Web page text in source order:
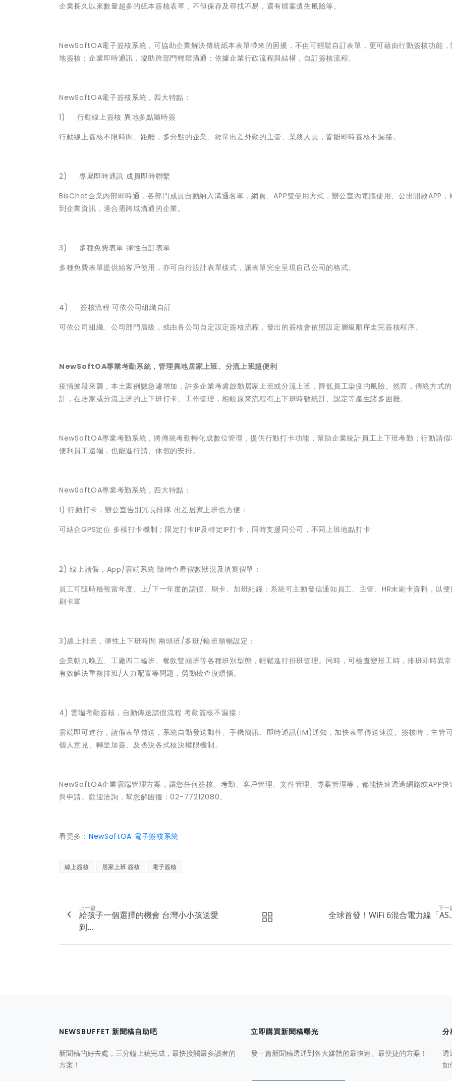
企業長久以來數量超多的紙本簽核表單，不但保存及尋找不易，還有檔案遺失風險等。
NewSoftOA電子簽核系統，可協助企業解決傳統紙本表單帶來的困擾，不但可輕鬆自訂表單，更可藉由行動簽核功能
地簽核；企業即時通訊，協助跨部門輕鬆溝通；依據企業行政流程與結構，自訂簽核流程。
NewSoftOA電子簽核系統，四大特點：
1) 行動線上簽核 異地多點隨時簽
行動線上簽核不限時間、距離，多分點的企業、經常出差外勤的主管、業務人員，皆能即時簽核不漏接。
2) 專屬即時通訊 成員即時聯繫
BisChat企業內部即時通，各部門成員自動納入溝通名單，網頁、APP雙使用方式，辦公室內電腦使用、公出開啟APP，
到企業資訊，適合需跨域溝通的企業。
3) 多種免費表單 彈性自訂表單
多種免費表單提供給客戶使用，亦可自行設計表單樣式，讓表單完全呈現自己公司的格式。
4) 簽核流程 可依公司組織自訂
可依公司組織、公司部門層級，或由各公司自定設定簽核流程，發出的簽核會依照設定層級順序走完簽核程序。
NewSoftOA專業考勤系統，管理異地居家上班、分流上班超便利
疫情波段來襲，本土案例數急遽增加，許多企業考慮啟動居家上班或分流上班，降低員工染疫的風險。然而，傳統方式
計，在居家或分流上班的上下班打卡、工作管理，相較原來流程有上下班時數統計、認定等產生諸多困難。
NewSoftOA專業考勤系統，將傳統考勤轉化成數位管理，提供行動打卡功能，幫助企業統計員工上下班考勤；行動請假
便利員工遠端，也能進行請、休假的安排。
NewSoftOA專業考勤系統，四大特點：
1) 行動打卡，辦公室告別冗長排隊 出差居家上班也方便：
可結合GPS定位 多樣打卡機制；限定打卡IP及特定IP打卡，同時支援同公司，不同上班地點打卡
2) 線上請假，App/雲端系統 隨時查看假數狀況及填寫假單：
員工可隨時檢視當年度、上/下一年度的請假、刷卡、加班紀錄；系統可主動發信通知員工、主管、HR未刷卡資料，以
刷卡單
3)線上排班，彈性上下班時間 兩頭班/多班/輪班順暢設定：
企業朝九晚五、工廠四二輪班、餐飲雙頭班等各種班別型態，輕鬆進行排班管理。同時，可檢查變形工時，排班即時異常
有效解決重複排班/人力配置等問題，勞動檢查沒煩惱。
4) 雲端考勤簽核，自動傳送請假流程 考勤簽核不漏接：
雲端即可進行，請假表單傳送，系統自動發送郵件、手機簡訊、即時通訊(IM)通知，加快表單傳送速度。簽核時，主管
個人意見、轉呈加簽、及否決各式核決權限機制。
NewSoftOA企業雲端管理方案，讓您任何簽核、考勤、客戶管理、文件管理、專案管理等，都能快速透過網路或APP快
與申請。歡迎洽詢，幫您解困擾：02-77212080。
看更多： NewSoftOA 電子簽核系統
線上簽核 居家上班 簽核 電子簽核
上一篇
給孩子一個選擇的機會 台灣小小孩送愛
到...
下一
全球首發！WiFi 6混合電力線「
NEWSBUFFET 新聞稿自助吧
新聞稿的好去處，三分鐘上稿完成，最快接觸最多讀者的
方案！
立即購買新聞稿曝光
發一篇新聞稿透通到各大媒體的最快速、最便捷的方案！
分
透
如